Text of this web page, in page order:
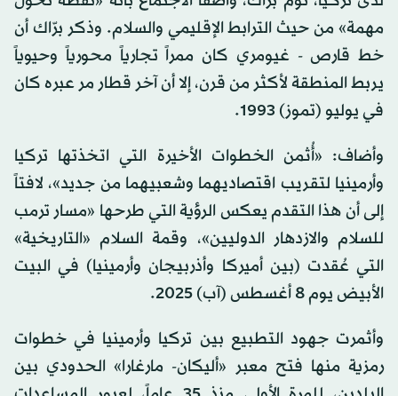
مهمة» من حيث الترابط الإقليمي والسلام. وذكر برّاك أن
خط قارص - غيومري كان ممراً تجارياً محورياً وحيوياً
يربط المنطقة لأكثر من قرن، إلا أن آخر قطار مر عبره كان
في يوليو (تموز) 1993.
وأضاف: «أُثمن الخطوات الأخيرة التي اتخذتها تركيا
وأرمينيا لتقريب اقتصاديهما وشعبيهما من جديد»، لافتاً
إلى أن هذا التقدم يعكس الرؤية التي طرحها «مسار ترمب
للسلام والازدهار الدوليين»، وقمة السلام «التاريخية»
التي عُقدت (بين أميركا وأذربيجان وأرمينيا) في البيت
الأبيض يوم 8 أغسطس (آب) 2025.
وأثمرت جهود التطبيع بين تركيا وأرمينيا في خطوات
رمزية منها فتح معبر «أليكان- مارغارا» الحدودي بين